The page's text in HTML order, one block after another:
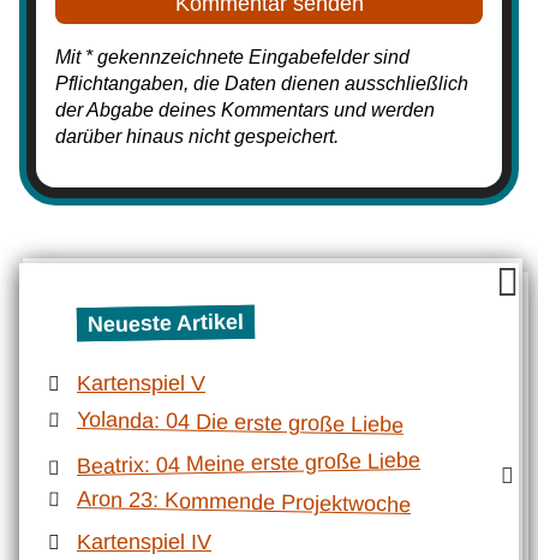
Mit * gekennzeichnete Eingabefelder sind
Pflichtangaben, die Daten dienen ausschließlich
der Abgabe deines Kommentars und werden
darüber hinaus nicht gespeichert.
Neueste Artikel
Kartenspiel V
Yolanda: 04 Die erste große Liebe
Beatrix: 04 Meine erste große Liebe
Aron 23: Kommende Projektwoche
Kartenspiel IV